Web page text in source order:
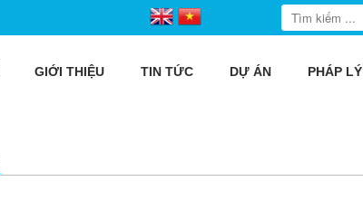
GIỚI THIỆU TIN TỨC DỰ ÁN PHÁP LÝ